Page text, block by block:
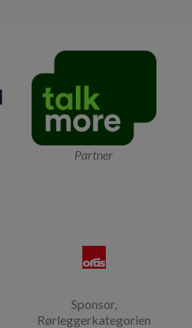
Partner
Sponsor,
Rørleggerkategorien